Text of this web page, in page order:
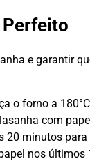
e garantir
o forno a
com
20 minutos
nos últimos